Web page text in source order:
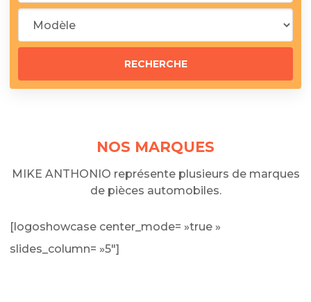
NOS MARQUES
MIKE ANTHONIO représente plusieurs de marques
de pièces automobiles.
[logoshowcase center_mode= »true »
slides_column= »5″]